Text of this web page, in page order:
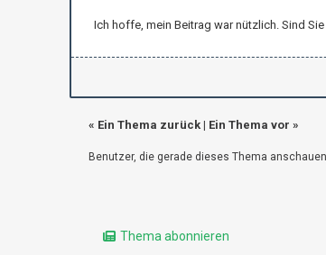
Ich hoffe, mein Beitrag war nützlich. Sind
« Ein Thema zurück| Ein Thema vor »
Benutzer, die gerade dieses Thema
Thema abonnieren